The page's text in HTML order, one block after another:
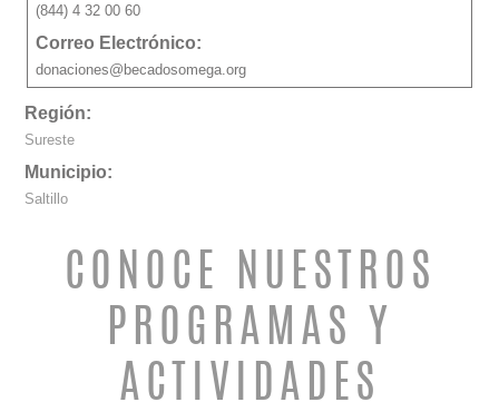
(844) 4 32 00 60
Correo Electrónico:
donaciones@becadosomega.org
Región:
Sureste
Municipio:
Saltillo
CONOCE NUESTROS
PROGRAMAS Y
ACTIVIDADES